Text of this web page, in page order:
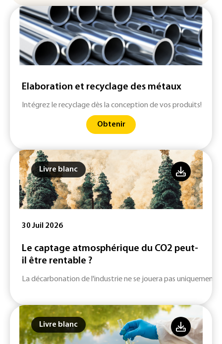
Elaboration et recyclage des métaux
Intégrez le recyclage dès la conception de vos produits!
Obtenir
Livre blanc
30 Juil 2026
Le captage atmosphérique du CO2 peut-
il être rentable ?
La décarbonation de l'industrie ne se jouera pas uniquement
Livre blanc